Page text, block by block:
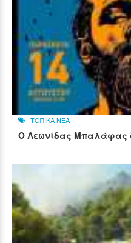
ΤΟΠΙΚΑ ΝΕΑ
Ο Λεωνίδας Μπαλάφας